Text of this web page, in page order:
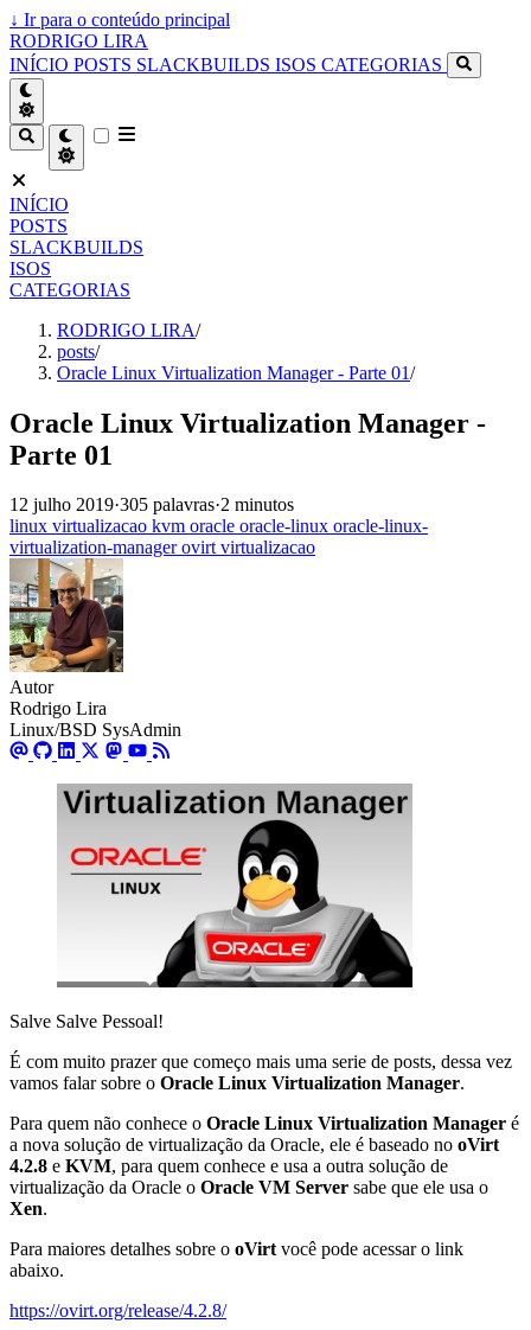
↓ Ir para o conteúdo principal
RODRIGO LIRA
INÍCIO POSTS SLACKBUILDS ISOS CATEGORIAS
INÍCIO
POSTS
SLACKBUILDS
ISOS
CATEGORIAS
RODRIGO LIRA/
posts/
Oracle Linux Virtualization Manager - Parte 01/
Oracle Linux Virtualization Manager -
Parte 01
12 julho 2019·305 palavras·2 minutos
linux virtualizacao kvm oracle oracle-linux oracle-linux-
virtualization-managerovirtvirtualizacao
Autor
Rodrigo Lira
Linux/BSD SysAdmin
Salve Salve Pessoal!
É com muito prazer que começo mais uma serie de posts, dessa vez
vamos falar sobre o Oracle Linux Virtualization Manager.
Para quem não conhece o Oracle Linux Virtualization Manager é
a nova solução de virtualização da Oracle, ele é baseado no oVirt
4.2.8 e KVM, para quem conhece e usa a outra solução de
virtualização da Oracle o Oracle VM Server sabe que ele usa o
Xen.
Para maiores detalhes sobre o oVirtvocê pode acessar o link
abaixo.
https://ovirt.org/release/4.2.8/